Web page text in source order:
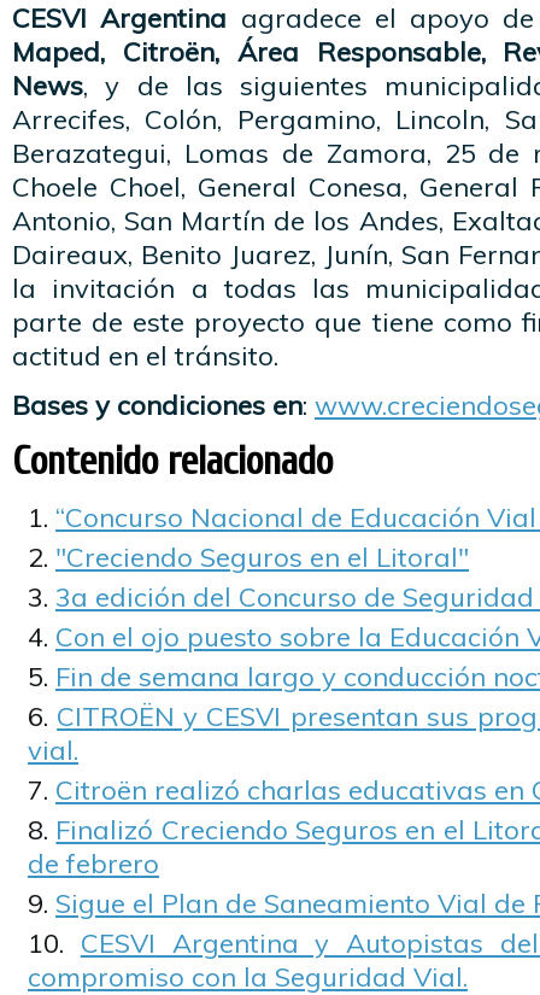
CESVI Argentina agradece el apoyo
Maped, Citroën, Área Responsable,
News, y de las siguientes
Arrecifes, Colón, Pergamino, Lincoln,
Berazategui, Lomas de Zamora, 25 de
Choele Choel, General Conesa, General
Antonio, San Martín de los Andes,
Daireaux, Benito Juarez, Junín, San
la invitación a todas las
parte de este proyecto que tiene como
actitud en el tránsito.
Bases y condiciones en:
Contenido relacionado
“Concurso Nacional de Educación
"Creciendo Seguros en el Litoral"
3a edición del Concurso de
Con el ojo puesto sobre la Educación
Fin de semana largo y conducción
CITROËN y CESVI presentan sus
vial.
Citroën realizó charlas educativas en
Finalizó Creciendo Seguros en el
de febrero
Sigue el Plan de Saneamiento Vial de
CESVI Argentina y Autopistas
compromiso con la Seguridad Vial.